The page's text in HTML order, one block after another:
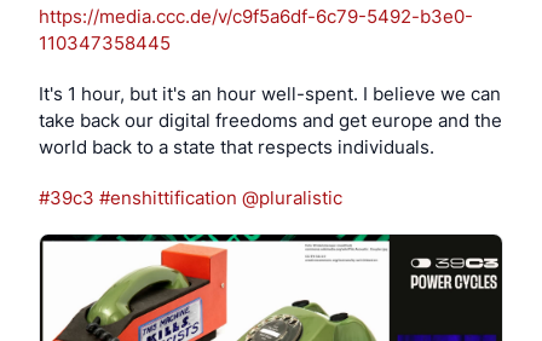
https://media.ccc.de/v/c9f5a6df-6c79-5492-b3e0-
110347358445
It's 1 hour, but it's an hour well-spent. I believe we can
take back our digital freedoms and get europe and the
world back to a state that respects individuals.
#39c3 #enshittification @pluralistic